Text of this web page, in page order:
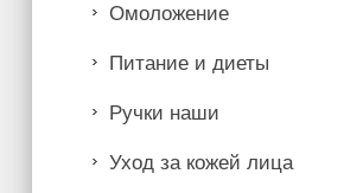
Омоложение
Питание и диеты
Ручки наши
Уход за кожей лица